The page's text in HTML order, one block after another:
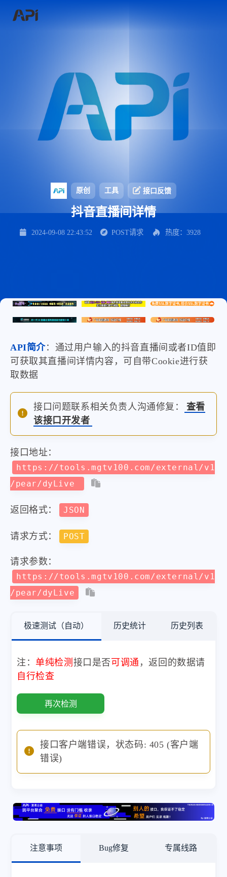
原创 工具 接口反馈
抖音直播间详情
2024-09-08 22:43:52 POST请求 热度：3928
API简介：通过用户输入的抖音直播间或者ID值即
可获取其直播间详情内容，可自带Cookie进行获
取数据
接口问题联系相关负责人沟通修复：
查看
该接口开发者
接口地址：
https://tools.mgtv100.com/external/v1
/pear/dyLive
返回格式： JSON
请求方式： POST
请求参数：
https://tools.mgtv100.com/external/v1
/pear/dyLive
极速测试（自动） 历史统计 历史列表
注： 单纯检测 接口是否 可调通 ，返回的数据请
自行检查
再次检测
接口客户端错误，状态码: 405 (客户端
错误)
注意事项 Bug修复 专属线路